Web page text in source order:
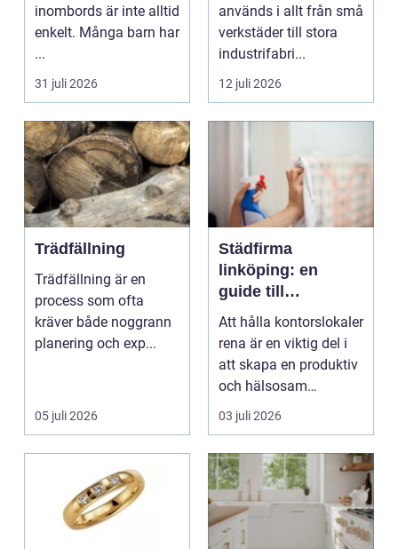
inombords är inte alltid
enkelt. Många barn har
...
31 juli 2026
används i allt från små
verkstäder till stora
industrifabri...
12 juli 2026
Trädfällning
Trädfällning är en
process som ofta
kräver både noggrann
planering och exp...
05 juli 2026
Städfirma
linköping: en
guide till
professionell
städning
Att hålla kontorslokaler
rena är en viktig del i
att skapa en produktiv
och hälsosam
arbetsmiljö. En...
03 juli 2026